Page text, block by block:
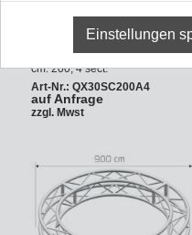
LITEC QX30SAC200A4
cm. 200, 4 sect.
Art-Nr.: QX30SC200A4
auf Anfrage
zzgl. Mwst